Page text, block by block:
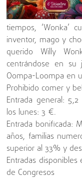
tiempos, ‘Wonka’
inventor, mago y
querido Willy
centrándose en
Oompa-Loompa en
Prohibido comer y
Entrada general:
los lunes: 3 €.
Entrada bonificada:
años, familias
superior al 33% y
Entradas disponibles
de Congresos